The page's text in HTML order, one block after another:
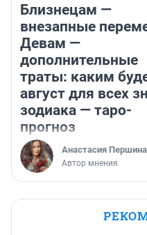
Близнецам —
внезапные
Девам —
дополнительные
траты: каким
август для всех
зодиака — таро-
прогноз
Анастасия Першина
Автор мнения